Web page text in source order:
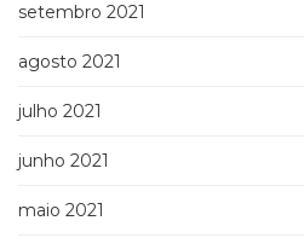
setembro 2021
agosto 2021
julho 2021
junho 2021
maio 2021